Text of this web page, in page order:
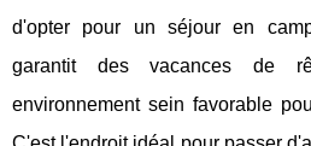
d'opter pour un séjour en
garantit des vacances de
environnement sein favorable